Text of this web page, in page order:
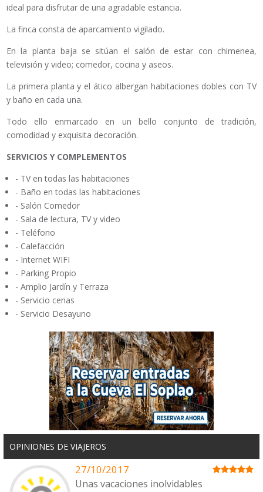
ideal para disfrutar de una agradable estancia.
La finca consta de aparcamiento vigilado.
En la planta baja se sitúan el salón de estar con chimenea,
televisión y video; comedor, cocina y aseos.
La primera planta y el ático albergan habitaciones dobles con TV
y baño en cada una.
Todo ello enmarcado en un bello conjunto de tradición,
comodidad y exquisita decoración.
SERVICIOS Y COMPLEMENTOS
- TV en todas las habitaciones
- Baño en todas las habitaciones
- Salón Comedor
- Sala de lectura, TV y video
- Teléfono
- Calefacción
- Internet WIFI
- Parking Propio
- Amplio Jardín y Terraza
- Servicio cenas
- Servicio Desayuno
OPINIONES DE VIAJEROS
27/10/2017
Unas vacaciones inolvidables